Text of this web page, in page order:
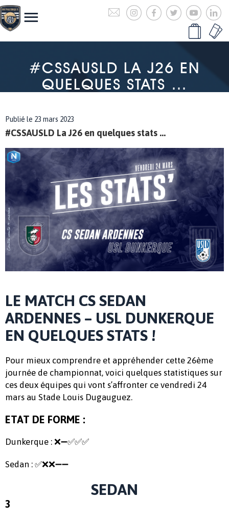
#CSSAUSLD LA J26 EN
QUELQUES STATS …
Publié le 23 mars 2023
#CSSAUSLD La J26 en quelques stats ...
LE MATCH CS SEDAN
ARDENNES – USL DUNKERQUE
EN QUELQUES STATS !
Pour mieux comprendre et appréhender cette 26ème
journée de championnat, voici quelques statistiques sur
ces deux équipes qui vont s’affronter ce vendredi 24
mars au Stade Louis Dugauguez.
ETAT DE FORME :
Dunkerque : ❌➖✅✅✅
Sedan : ✅❌❌➖➖
SEDAN
3